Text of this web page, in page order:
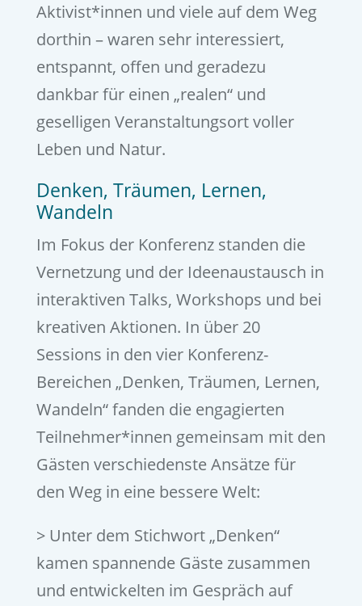
Aktivist*innen und viele auf dem Weg
dorthin – waren sehr interessiert,
entspannt, offen und geradezu
dankbar für einen „realen“ und
geselligen Veranstaltungsort voller
Leben und Natur.
Denken, Träumen, Lernen,
Wandeln
Im Fokus der Konferenz standen die
Vernetzung und der Ideenaustausch in
interaktiven Talks, Workshops und bei
kreativen Aktionen. In über 20
Sessions in den vier Konferenz-
Bereichen „Denken, Träumen, Lernen,
Wandeln“ fanden die engagierten
Teilnehmer*innen gemeinsam mit den
Gästen verschiedenste Ansätze für
den Weg in eine bessere Welt:
> Unter dem Stichwort „Denken“
kamen spannende Gäste zusammen
und entwickelten im Gespräch auf